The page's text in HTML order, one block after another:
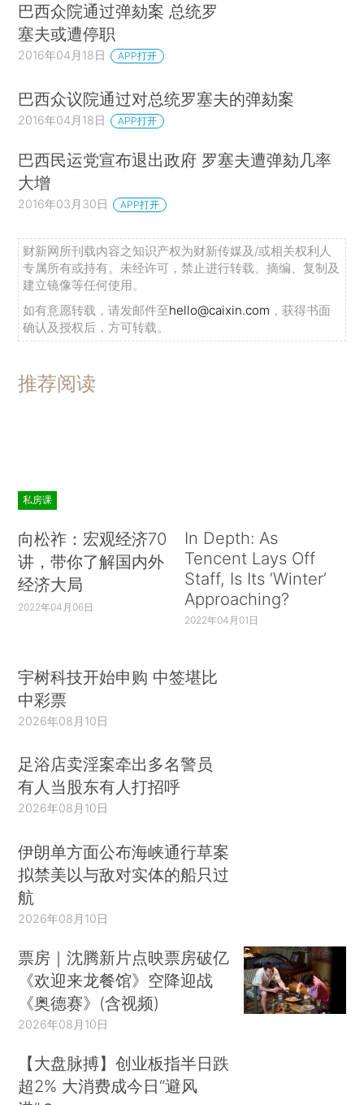
巴西众院通过弹劾案 总统罗
塞夫或遭停职
2016年04月18日 APP打开
巴西众议院通过对总统罗塞夫的弹劾案
2016年04月18日 APP打开
巴西民运党宣布退出政府 罗塞夫遭弹劾几率
大增
2016年03月30日 APP打开
财新网所刊载内容之知识产权为财新传媒及/或相关权利人
专属所有或持有。未经许可，禁止进行转载、摘编、复制及
建立镜像等任何使用。
如有意愿转载，请发邮件至hello@caixin.com ，获得书面
确认及授权后，方可转载。
推荐阅读
私房课
向松祚：宏观经济70
讲，带你了解国内外
经济大局
2022年04月06日
In Depth: As
Tencent Lays Off
Staff, Is Its ‘Winter’
Approaching?
2022年04月01日
宇树科技开始申购 中签堪比
中彩票
2026年08月10日
足浴店卖淫案牵出多名警员
有人当股东有人打招呼
2026年08月10日
伊朗单方面公布海峡通行草案
拟禁美以与敌对实体的船只过
航
2026年08月10日
票房｜沈腾新片点映票房破亿
《欢迎来龙餐馆》空降迎战
《奥德赛》(含视频)
2026年08月10日
【大盘脉搏】创业板指半日跌
超2% 大消费成今日“避风